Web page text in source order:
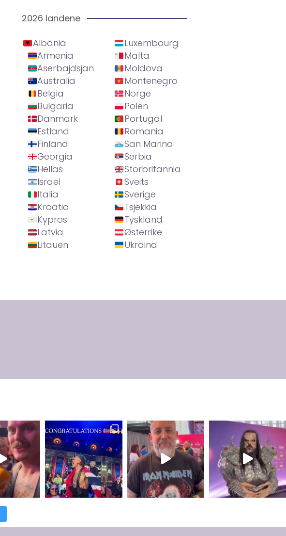
2026 landene
Albania
Armenia
Aserbajdsjan
Australia
Belgia
Bulgaria
Danmark
Estland
Finland
Georgia
Hellas
Israel
Italia
Kroatia
Kypros
Latvia
Litauen
Luxembourg
Malta
Moldova
Montenegro
Norge
Polen
Portugal
Romania
San Marino
Serbia
Storbritannia
Sveits
Sverige
Tsjekkia
Tyskland
Østerrike
Ukraina